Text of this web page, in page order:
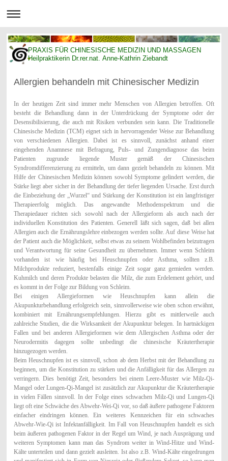
PRAXIS FÜR CHINESISCHE MEDIZIN UND MASSAGEN
Heilpraktikerin Dr.rer.nat. Anne-Kathrin Ziebandt
Allergien behandeln mit Chinesischer Medizin
In der heutigen Zeit sind immer mehr Menschen von Allergien betroffen. Oft
besteht die Behandlung dann in der Unterdrückung der Symptome oder der
Desensibilisierung, die auch mit Risiken verbunden sein kann. Die Traditionelle
Chinesische Medizin (TCM) eignet sich in hervorragender Weise zur Behandlung
von verschiedenen Allergien. Dabei ist es sinnvoll, zunächst anhand einer
eingehenden Anamnese mit Befragung, Puls- und Zungendiagnose das beim
Patienten zugrunde liegende Muster gemäß der Chinesischen
Syndromdifferenzierung zu ermitteln, um dann gezielt behandeln zu können. Mit
Hilfe der Chinesischen Medizin können sowohl Symptome gelindert werden, die
Stärke liegt aber sicher in der Behandlung der tiefer liegenden Ursache. Erst durch
die Einbeziehung der „Wurzel“ und Stärkung der Konstitution ist ein langfristiger
Therapieerfolg möglich. Das angewandte Methodenspektrum und die
Therapiedauer richten sich sowohl nach der Allergieform als auch nach der
individuellen Konstitution des Patienten. Generell läßt sich sagen, daß bei allen
Allergien auch die Ernährungslehre einbezogen werden sollte. Auf diese Weise hat
der Patient auch die Möglichkeit, selbst etwas zu seinem Wohlbefinden beizutragen
und Verantwortung für seine Gesundheit zu übernehmen. Immer wenn Schleim
vorhanden ist wie häufig bei Heuschnupfen oder Asthma, sollten z.B.
Milchprodukte reduziert, bestenfalls einige Zeit sogar ganz gemieden werden.
Kuhmilch und deren Produkte belasten die Milz, die zum Erdelement gehört, und
es kommt in der Folge zur Bildung von Schleim.
Bei einigen Allergieformen wie Heuschnupfen kann allein die
Akupunkturbehandlung erfolgreich sein, sinnvollerweise wie oben schon erwähnt,
kombiniert mit Ernährungsempfehlungen. Hierzu gibt es mittlerweile auch
zahlreiche Studien, die die Wirksamkeit der Akupunktur belegen. In hartnäckigen
Fallen und bei anderen Allergieformen wie dem Allergischen Asthma oder der
Neurodermitis dagegen sollte unbedingt die chinesische Kräutertherapie
hinzugezogen werden.
Beim Heuschnupfen ist es sinnvoll, schon ab dem Herbst mit der Behandlung zu
beginnen, um die Konstitution zu stärken und die Anfälligkeit für das Allergen zu
verringern. Dies benötigt Zeit, besonders bei einem Leere-Muster wie Milz-Qi-
Mangel oder Lungen-Qi-Mangel ist zusätzlich zur Akupunktur die Kräutertherapie
in vielen Fällen sinnvoll. In der Folge eines schwachen Milz-Qi und Lungen-Qi
liegt oft eine Schwäche des Abwehr-Wei-Qi vor, so daß äußere pathogene Faktoren
einfacher eindringen können. Ein weiteres Kennzeichen für ein schwaches
Abwehr-Wie-Qi ist Infektanfälligkeit. Im Fall von Heuschnupfen handelt es sich
beim äußeren pathogenen Faktor in der Regel um Wind, je nach Ausprägung und
weiteren Symptomen kann man das Syndrom weiter in Wind-Hitze und Wind-
Kälte unterteilen und dann gezielt ausleiten. Ist also z.B. Wind-Kälte eingedrungen